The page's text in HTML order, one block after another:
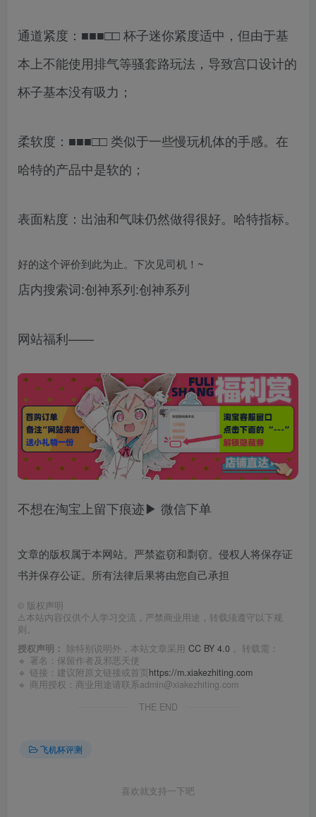
通道紧度：■■■□□ 杯子迷你紧度适中，但由于基
本上不能使用排气等骚套路玩法，导致宫口设计的
杯子基本没有吸力；
柔软度：■■■□□ 类似于一些慢玩机体的手感。在
哈特的产品中是软的；
表面粘度：出油和气味仍然做得很好。哈特指标。
好的这个评价到此为止。下次见司机！~
店内搜索词:创神系列:创神系列
网站福利——
不想在淘宝上留下痕迹▶ 微信下单
文章的版权属于本网站。严禁盗窃和剽窃。侵权人将保存证
书并保存公证。所有法律后果将由您自己承担
© 版权声明
⚠️本站内容仅供个人学习交流，严禁商业用途，转载须遵守以下规
则。
授权声明： 除特别说明外，本站文章采用 CC BY 4.0 ， 转载需：
🔹 署名：保留作者及 邪恶天使
🔹 链接：建议附原文链接或首页https://m.xiakezhiting.com
🔹 商用授权：商业用途请联系admin@xiakezhiting.com
THE END
飞机杯评测
喜欢就支持一下吧